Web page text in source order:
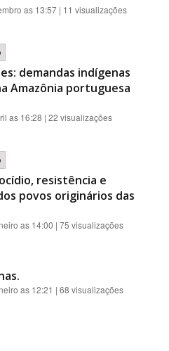
as 13:57 | 11 visualizações
demandas indígenas
Amazônia portuguesa
as 16:28 | 22 visualizações
resistência e
povos originários das
as 14:00 | 75 visualizações
as 12:21 | 68 visualizações